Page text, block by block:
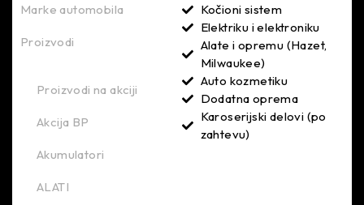
Marke automobila
Proizvodi
Proizvodi na akciji
Akcija BP
Akumulatori
ALATI
Kočioni sistem
Elektriku i elektroniku
Alate i opremu (Hazet,
Milwaukee)
Auto kozmetiku
Dodatna oprema
Karoserijski delovi (po
zahtevu)